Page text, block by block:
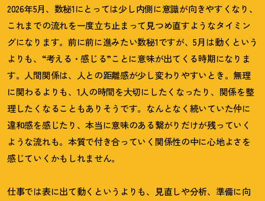
2026年5月、数秘1にとっては少し内側に意識が向きやすくなり、
これまでの流れを一度立ち止まって見つめ直すようなタイミン
グになります。前に前に進みたい数秘1ですが、5月は動くという
よりも、“考える・感じる”ことに意味が出てくる時期になりま
す。人間関係は、人との距離感が少し変わりやすいとき。無理
に関わるよりも、1人の時間を大切にしたくなったり、関係を整
理したくなることもありそうです。なんとなく続いていた仲に
違和感を感じたり、本当に意味のある繋がりだけが残っていく
ような流れも。本質で付き合っていく関係性の中に心地よさを
感じていくかもしれません。
仕事では表に出て動くというよりも、見直しや分析、準備に向